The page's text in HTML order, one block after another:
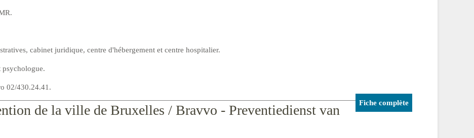
cabinet juridique, centre d'hébergement et centre hospitalier.
psychologue.
02/430.24.41.
Fiche complète
de la ville de Bruxelles / Bravvo - Preventiedienst van